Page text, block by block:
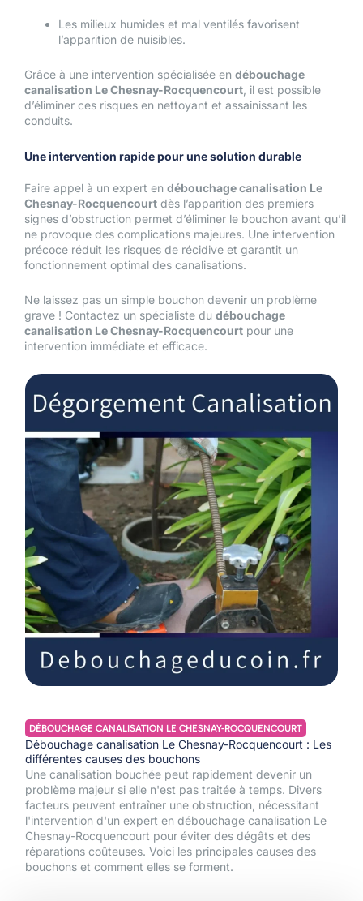
Les milieux humides et mal ventilés favorisent
l’apparition de nuisibles.
Grâce à une intervention spécialisée en débouchage
canalisation Le Chesnay-Rocquencourt , il est possible
d’éliminer ces risques en nettoyant et assainissant les
conduits.
Une intervention rapide pour une solution durable
Faire appel à un expert en débouchage canalisation Le
Chesnay-Rocquencourt dès l’apparition des premiers
signes d’obstruction permet d’éliminer le bouchon avant qu’il
ne provoque des complications majeures. Une intervention
précoce réduit les risques de récidive et garantit un
fonctionnement optimal des canalisations.
Ne laissez pas un simple bouchon devenir un problème
grave ! Contactez un spécialiste du débouchage
canalisation Le Chesnay-Rocquencourt pour une
intervention immédiate et efficace.
DÉBOUCHAGE CANALISATION LE CHESNAY-ROCQUENCOURT
Débouchage canalisation Le Chesnay-Rocquencourt : Les
différentes causes des bouchons
Une canalisation bouchée peut rapidement devenir un
problème majeur si elle n'est pas traitée à temps. Divers
facteurs peuvent entraîner une obstruction, nécessitant
l'intervention d'un expert en débouchage canalisation Le
Chesnay-Rocquencourt pour éviter des dégâts et des
réparations coûteuses. Voici les principales causes des
bouchons et comment elles se forment.